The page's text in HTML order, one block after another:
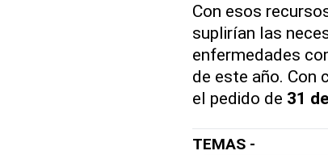
Con esos
suplirían las
enfermedades
de este año. Con
el pedido de 31
TEMAS -